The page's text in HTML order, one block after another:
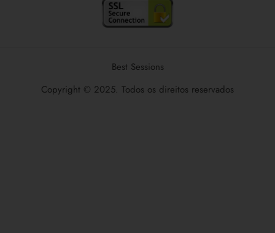
Best Sessions
Copyright © 2025. Todos os direitos reservados